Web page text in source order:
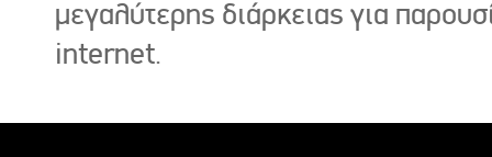
μεγαλύτερης διάρκειας για
internet.